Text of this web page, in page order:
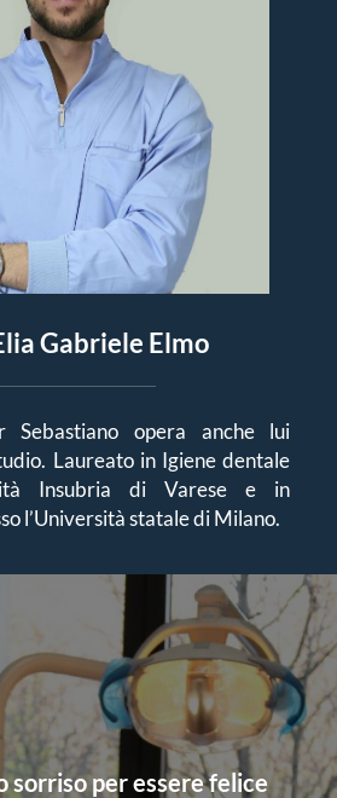
Gabriele Elmo
Sebastiano opera anche lui
Laureato in Igiene dentale
Insubria di Varese e in
l’Università statale di Milano.
sorriso per essere felice